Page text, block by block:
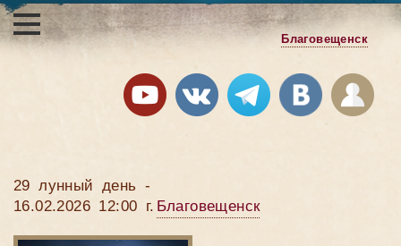
Благовещенск
29 лунный день -
16.02.2026 12:00 г. Благовещенск